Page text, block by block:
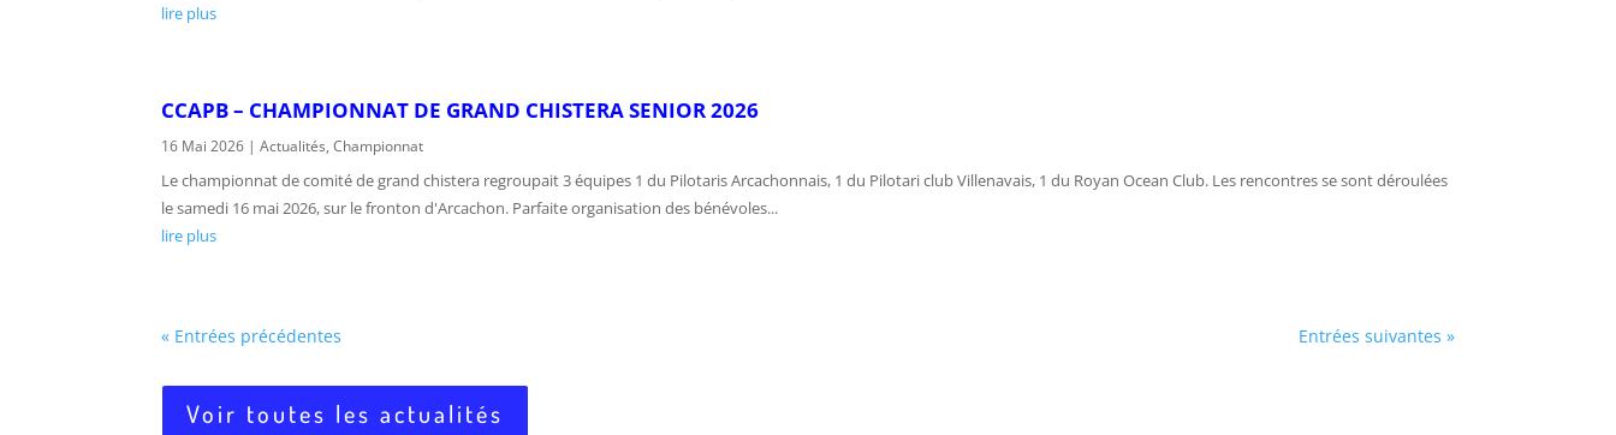
lire plus
CCAPB – CHAMPIONNAT DE GRAND CHISTERA SENIOR 2026
16 Mai 2026 |Actualités,Championnat
Le championnat de comité de grand chistera regroupait 3 équipes 1 du Pilotaris Arcachonnais, 1 du Pilotari club Villenavais, 1 du Royan Ocean Club. Les rencontres se sont déroulées
le samedi 16 mai 2026, sur le fronton d'Arcachon. Parfaite organisation des bénévoles...
lire plus
« Entrées précédentes Entrées suivantes »
Voir toutes les actualités